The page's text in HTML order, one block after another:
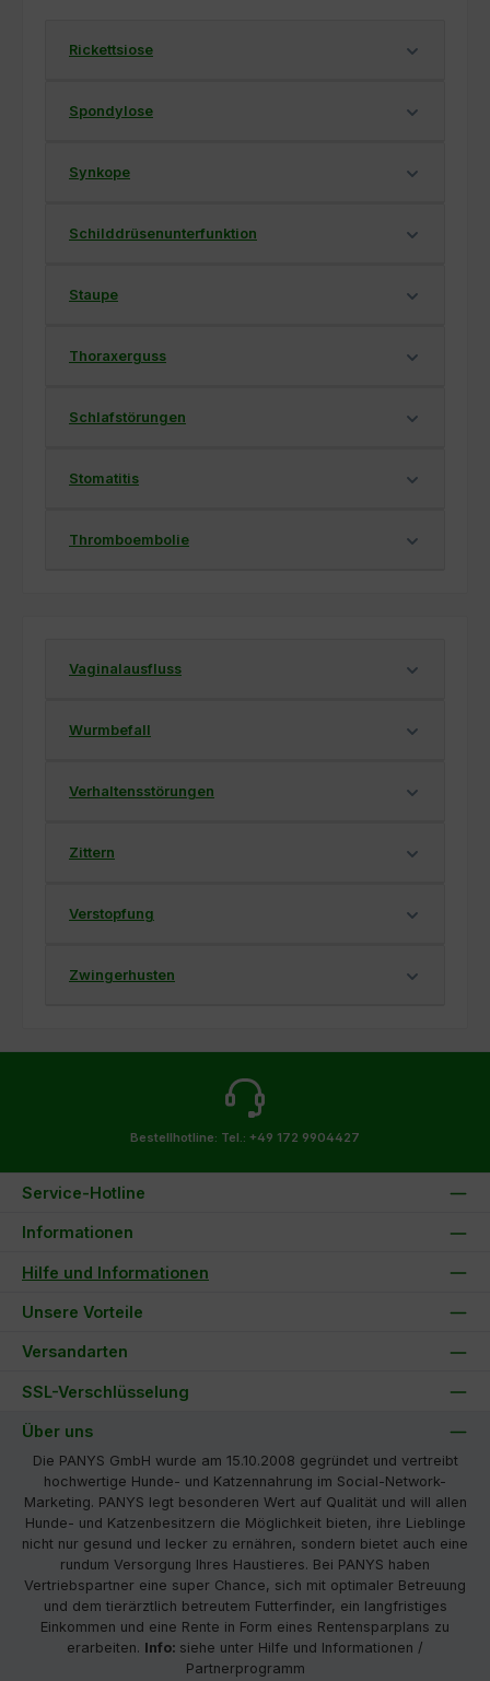
Rickettsiose
Spondylose
Synkope
Schilddrüsenunterfunktion
Staupe
Thoraxerguss
Schlafstörungen
Stomatitis
Thromboembolie
Vaginalausfluss
Wurmbefall
Verhaltensstörungen
Zittern
Verstopfung
Zwingerhusten
Bestellhotline: Tel.: +49 172 9904427
Service-Hotline
Informationen
Hilfe und Informationen
Unsere Vorteile
Versandarten
SSL-Verschlüsselung
Über uns
Die PANYS GmbH wurde am 15.10.2008 gegründet und vertreibt
hochwertige Hunde- und Katzennahrung im Social-Network-
Marketing. PANYS legt besonderen Wert auf Qualität und will allen
Hunde- und Katzenbesitzern die Möglichkeit bieten, ihre Lieblinge
nicht nur gesund und lecker zu ernähren, sondern bietet auch eine
rundum Versorgung Ihres Haustieres. Bei PANYS haben
Vertriebspartner eine super Chance, sich mit optimaler Betreuung
und dem tierärztlich betreutem Futterfinder, ein langfristiges
Einkommen und eine Rente in Form eines Rentensparplans zu
erarbeiten. Info: siehe unter Hilfe und Informationen /
Partnerprogramm